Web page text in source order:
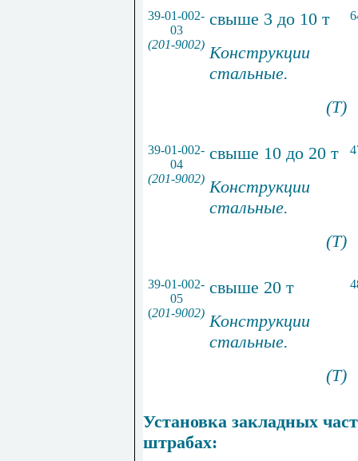
39-01-002-
03
(201-9002)
свыше 3 до 10 т
Конструкции
стальные.
(Т)
39-01-002-
04
(201-9002)
свыше 10 до 20 т
Конструкции
стальные.
(Т)
39-01-002-
05
(201-9002)
свыше 20 т
Конструкции
стальные.
(Т)
Установка закладных
штрабах: